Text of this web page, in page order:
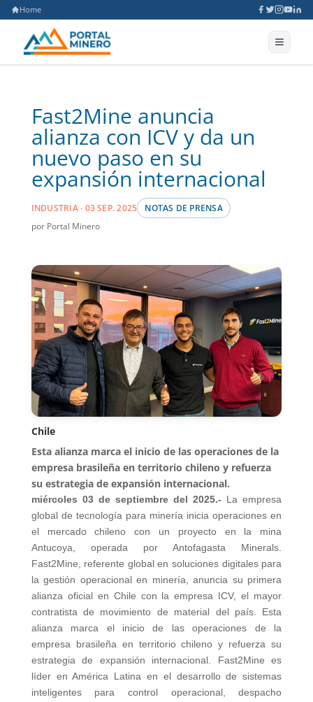
Home
Fast2Mine anuncia
alianza con ICV y da un
nuevo paso en su
expansión internacional
INDUSTRIA · 03 SEP. 2025 NOTAS DE PRENSA
por Portal Minero
Chile
Esta alianza marca el inicio de las operaciones de la
empresa brasileña en territorio chileno y refuerza
su estrategia de expansión internacional.
miércoles 03 de septiembre del 2025.- La empresa
global de tecnología para minería inicia operaciones en
el mercado chileno con un proyecto en la mina
Antucoya, operada por Antofagasta Minerals.
Fast2Mine, referente global en soluciones digitales para
la gestión operacional en minería, anuncia su primera
alianza oficial en Chile con la empresa ICV, el mayor
contratista de movimiento de material del país. Esta
alianza marca el inicio de las operaciones de la
empresa brasileña en territorio chileno y refuerza su
estrategia de expansión internacional. Fast2Mine es
líder en América Latina en el desarrollo de sistemas
inteligentes para control operacional, despacho